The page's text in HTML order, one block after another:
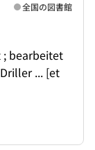
; bearbeitet
... [et
全国の図書館